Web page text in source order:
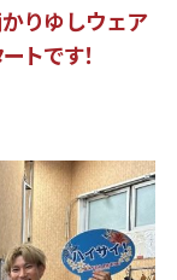
りゆしウェア
トです！